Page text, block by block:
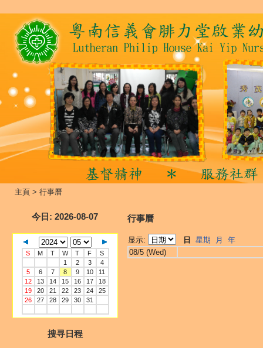
主頁 > 行事曆
今日 : 2026-08-07
S M T W T F
S
1
2 3
4
5
6 7 8 9 10
11
12
13 14 15 16 17
18
19
20 21 22 23 24
25
26
27 28 29 30 31
搜寻日程
行事曆
显示: 日 星期 月
年
08/5 (Wed)